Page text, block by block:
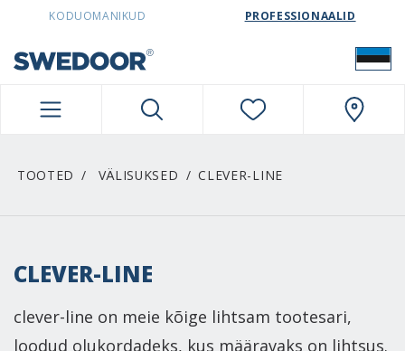
SWEDOORESTONIA NAVIGATION
KODUOMANIKUD PROFESSIONAALID
TOOTED VÄLISUKSED CLEVER-LINE
CLEVER-LINE
clever-line on meie kõige lihtsam tootesari,
loodud olukordadeks, kus määravaks on lihtsus.